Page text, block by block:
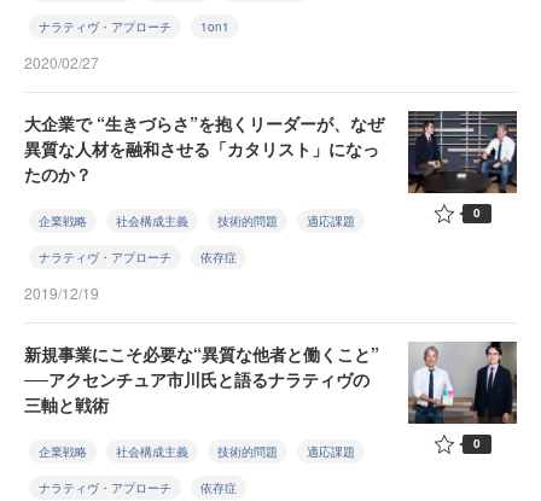
ナラティヴ・アプローチ 1on1
2020/02/27
大企業で “生きづらさ”を抱くリーダーが、なぜ
異質な人材を融和させる「カタリスト」になっ
たのか？
企業戦略 社会構成主義 技術的問題 適応課題
ナラティヴ・アプローチ 依存症
2019/12/19
0
新規事業にこそ必要な“異質な他者と働くこと”
──アクセンチュア市川氏と語るナラティヴの
三軸と戦術
企業戦略 社会構成主義 技術的問題 適応課題
ナラティヴ・アプローチ 依存症
0